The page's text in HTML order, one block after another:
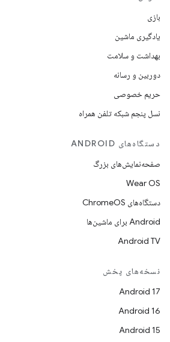
بازی
یادگیری ماشین
بهداشت و سلامت
دوربین و رسانه
حریم خصوصی
نسل پنجم شبکه تلفن همراه
دستگاه‌های ANDROID
صفحه‌نمایش‌های بزرگ
Wear OS
دستگاه‌های ChromeOS
Android برای ماشین‌ها
Android TV
نسخه‌های پخش
Android 17
Android 16
Android 15